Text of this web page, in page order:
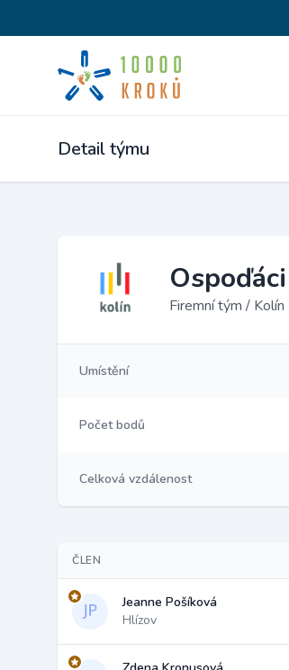
Detail týmu
Ospoďáci
Firemní tým / Kolín
Umístění
Počet bodů
Celková vzdálenost
ČLEN
Jeanne Pošíková
Hlízov